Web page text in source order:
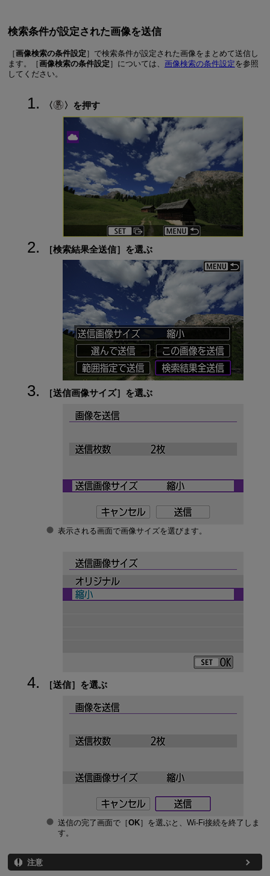
検索条件が設定された画像を送信
［画像検索の条件設定 ］で検索条件が設定された画像をまとめて送信し
ます。［画像検索の条件設定 ］については、 画像検索の条件設定を参照
してください。
を押す
［検索結果全送信］を選ぶ
［送信画像サイズ］を選ぶ
表示される画面で画像サイズを選びます。
［送信］を選ぶ
送信の完了画面で［OK］を選ぶと、 Wi-Fi接続を終了しま
す。
注意